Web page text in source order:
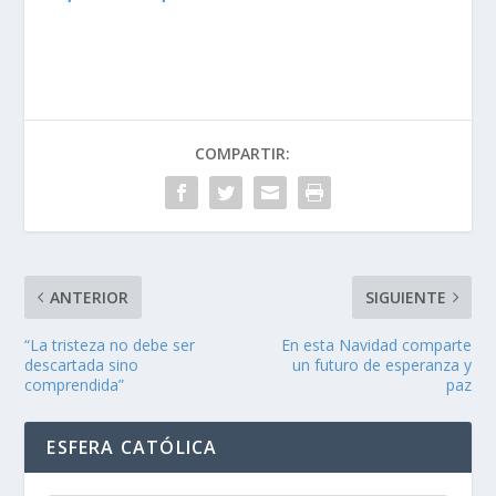
COMPARTIR:
ANTERIOR
“La tristeza no debe ser
descartada sino
comprendida”
SIGUIENTE
En esta Navidad comparte
un futuro de esperanza y
paz
ESFERA CATÓLICA